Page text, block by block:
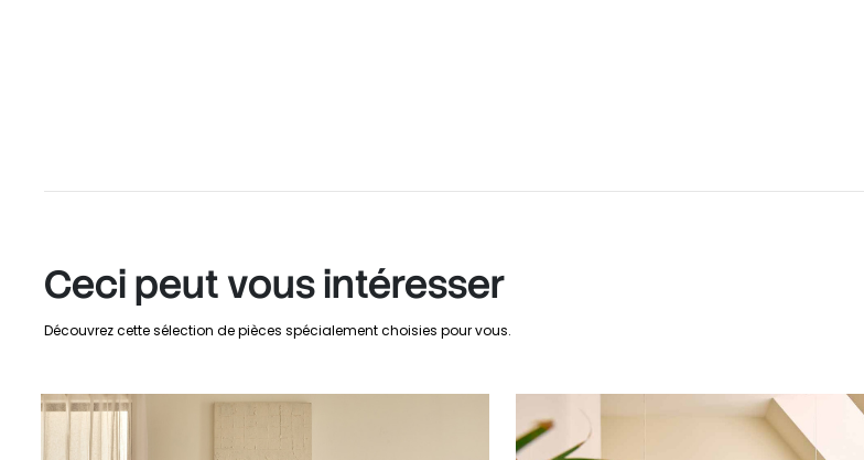
Ceci peut vous intéresser
Découvrez cette sélection de pièces spécialement choisies pour vous.